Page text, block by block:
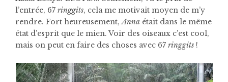
l’entrée, 67 ringgits, cela me motivait moyen de m’y
rendre. Fort heureusement,Anna était dans le même
état d’esprit que le mien. Voir des oiseaux c’est cool,
mais on peut en faire des choses avec 67 ringgits !